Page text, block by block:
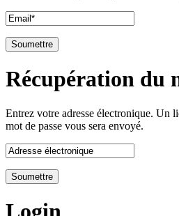
Récupération du
Entrez votre adresse électronique. Un
mot de passe vous sera envoyé.